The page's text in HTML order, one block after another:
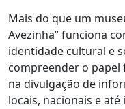
Mais do que um
Avezinha” funciona
identidade cultural e
compreender o
na divulgação de
locais, nacionais e